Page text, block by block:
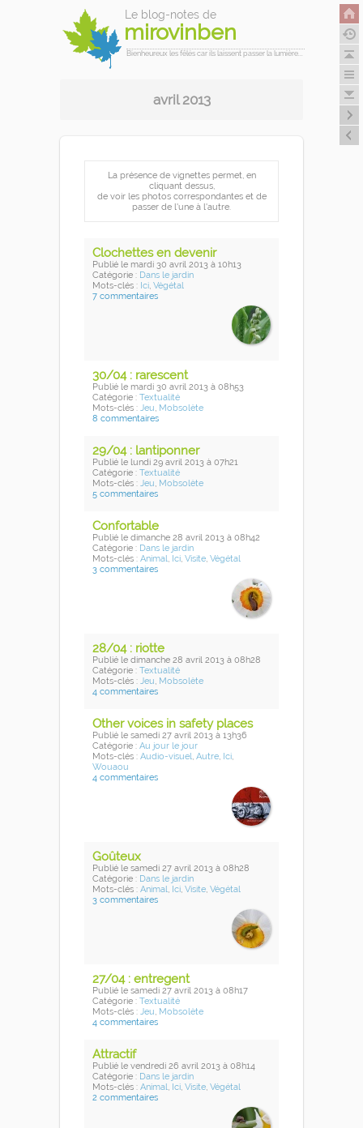
Le blog-notes de
mirovinben
Bienheureux les fêlés car ils laissent passer la lumière...
avril 2013
La présence de vignettes permet, en
cliquant dessus,
de voir les photos correspondantes et de
passer de l'une à l'autre.
Clochettes en devenir
Publié le mardi 30 avril 2013 à 10h13
Catégorie : Dans le jardin
Mots-clés : Ici, Végétal
7 commentaires
30/04 : rarescent
Publié le mardi 30 avril 2013 à 08h53
Catégorie : Textualité
Mots-clés : Jeu, Mobsolète
8 commentaires
29/04 : lantiponner
Publié le lundi 29 avril 2013 à 07h21
Catégorie : Textualité
Mots-clés : Jeu, Mobsolète
5 commentaires
Confortable
Publié le dimanche 28 avril 2013 à 08h42
Catégorie : Dans le jardin
Mots-clés : Animal, Ici, Visite, Végétal
3 commentaires
28/04 : riotte
Publié le dimanche 28 avril 2013 à 08h28
Catégorie : Textualité
Mots-clés : Jeu, Mobsolète
4 commentaires
Other voices in safety places
Publié le samedi 27 avril 2013 à 13h36
Catégorie : Au jour le jour
Mots-clés : Audio-visuel, Autre, Ici,
Wouaou
4 commentaires
Goûteux
Publié le samedi 27 avril 2013 à 08h28
Catégorie : Dans le jardin
Mots-clés : Animal, Ici, Visite, Végétal
3 commentaires
27/04 : entregent
Publié le samedi 27 avril 2013 à 08h17
Catégorie : Textualité
Mots-clés : Jeu, Mobsolète
4 commentaires
Attractif
Publié le vendredi 26 avril 2013 à 08h14
Catégorie : Dans le jardin
Mots-clés : Animal, Ici, Visite, Végétal
2 commentaires